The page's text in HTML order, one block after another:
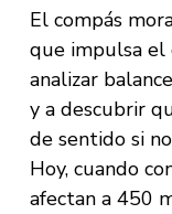
El compás
que impulsa el
analizar
y a descubrir
de sentido si
Hoy, cuando
afectan a 450